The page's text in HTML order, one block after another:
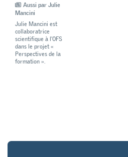
Aussi par Julie
Mancini
Julie Mancini est
collaboratrice
scientifique à l’OFS
dans le projet «
Perspectives de la
formation ».